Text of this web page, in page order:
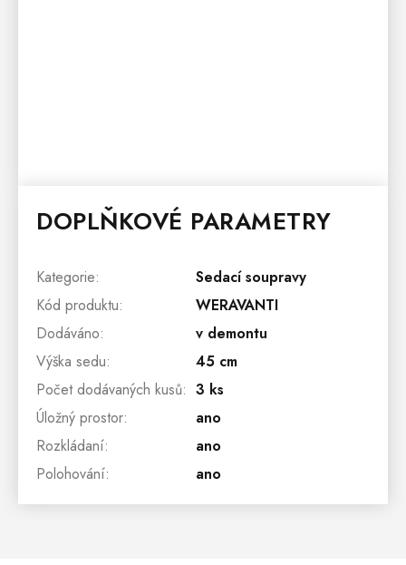
DOPLŇKOVÉ PARAMETRY
Kategorie:
Sedací soupravy
Kód produktu:
WERAVANTI
Dodáváno:
v demontu
Výška sedu:
45 cm
Počet dodávaných kusů: 3 ks
Úložný prostor:
ano
Rozkládaní:
ano
Polohování: ano